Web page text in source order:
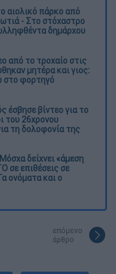
αιολικό πάρκο από
- Στο στόχαστρο
δημάρχου
από το τροχαίο στις
μητέρα και γιος:
στο φορτηγό
έσβησε βίντεο για το
του 26χρονου
τη δολοφονία της
δείχνει «άμεση
σε επιθέσεις σε
ονόματα και ο
επόμενο
άρθρο